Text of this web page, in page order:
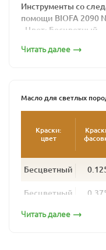
Инструменты со
помощи BIOFA 2090
- Цвет: Бесцветный
грязе- и
матовую
древесины: клена,
Сохраняет
необработанного
Читать далее
Масло для светлых
Краски:
цвет
Бесцветный
Бесцветный
Бесцветный
Читать далее